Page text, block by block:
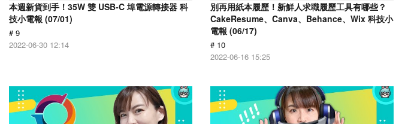
本週新貨到手！35W 雙 USB-C 埠電源轉接器 科
技小電報 (07/01)
# 9
2022-06-30 12:14
別再用紙本履歷！新鮮人求職履歷工具有哪些？
CakeResume、Canva、Behance、Wix 科技小
電報 (06/17)
# 10
2022-06-16 15:25